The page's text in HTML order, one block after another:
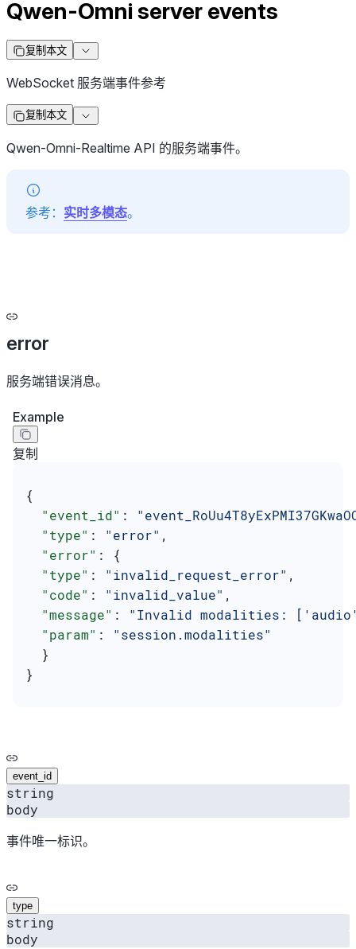
Qwen-Omni server events
复制本文
WebSocket 服务端事件参考
复制本文
Qwen-Omni-Realtime API 的服务端事件。
参考： 实时多模态。
error
服务端错误消息。
Example
复制
{
  "event_id"
:
  "type"
: "error" ,
  "error"
: {
  "type"
: "invalid_request_error" ,
  "code"
: "invalid_value" ,
  "message"
: "Invalid modalities:
  "param"
: "session.modalities"
  }
}
event_id
string
body
事件唯一标识。
type
string
body